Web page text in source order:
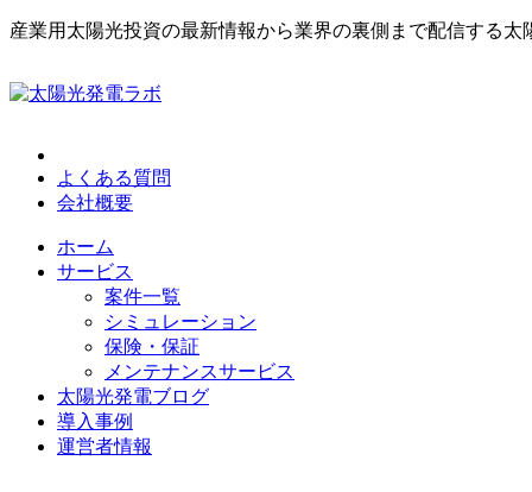
産業用太陽光投資の最新情報から業界の裏側まで配信する太
よくある質問
会社概要
ホーム
サービス
案件一覧
シミュレーション
保険・保証
メンテナンスサービス
太陽光発電ブログ
導入事例
運営者情報